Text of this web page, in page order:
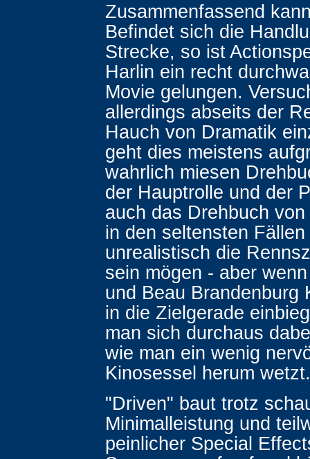
Zusammenfassend
Befindet sich die
Strecke, so ist
Harlin ein recht
Movie gelungen.
allerdings abseits der
Hauch von Dramatik
geht dies meistens
wahrlich miesen
der Hauptrolle und der
auch das Drehbuch
in den seltensten
unrealistisch die
sein mögen - aber
und Beau Brandenburg
in die Zielgerade
man sich durchaus
wie man ein wenig
Kinosessel herum wetzt.
"Driven" baut trotz
Minimalleistung und
peinlicher Special